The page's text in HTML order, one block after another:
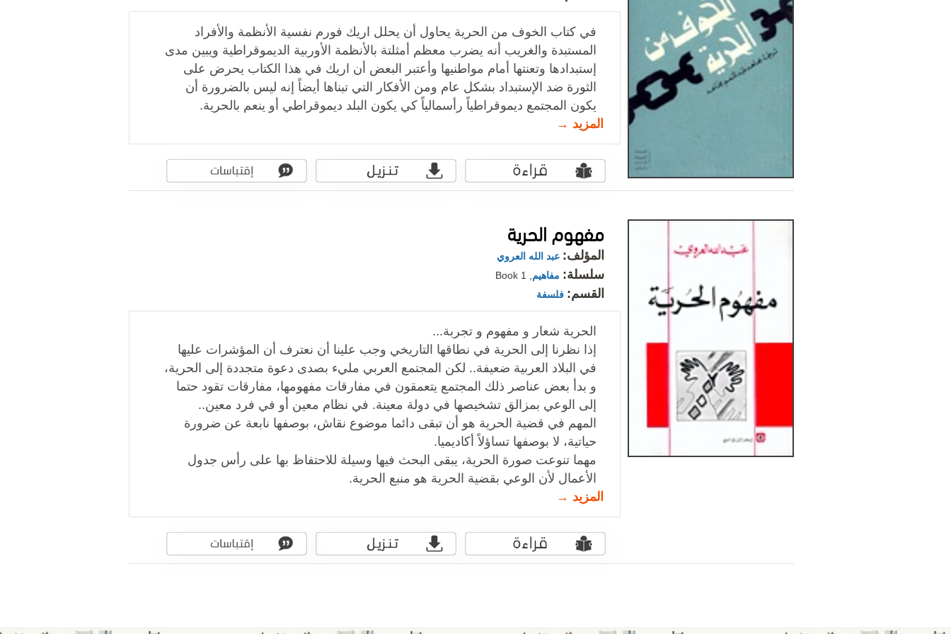
في كتاب الخوف من الحرية يحاول أن يحلل اريك فورم نفسية الأنظمة والأفراد
المستبدة والغريب أنه يضرب معظم أمثلتة بالأنظمة الأوربية الديموقراطية ويبين مدى
إستبدادها وتعنتها أمام مواطنيها وأعتبر البعض أن اريك في هذا الكتاب يحرض على
الثورة ضد الإستبداد بشكل عام ومن الأفكار التي تبناها أيضاً إنه ليس بالضرورة أن
يكون المجتمع ديموقراطياً رأسمالياً كي يكون البلد ديموقراطي أو ينعم بالحرية.
المزيد →
مفهوم الحرية
المؤلف: عبد الله العروي
سلسلة: مفاهيم
القسم: فلسفة
الحرية شعار و مفهوم و تجربة...
إذا نظرنا إلى الحرية في نطاقها التاريخي وجب علينا أن نعترف أن المؤشرات عليها
في البلاد العربية ضعيفة.. لكن المجتمع العربي مليء بصدى دعوة متجددة إلى الحرية،
و بدأ بعض عناصر ذلك المجتمع يتعمقون في مفارقات مفهومها، مفارقات تقود حتما
إلى الوعي بمزالق تشخيصها في دولة معينة. في نظام معين أو في فرد معين..
المهم في قضية الحرية هو أن تبقى دائما موضوع نقاش، بوصفها نابعة عن ضرورة
حياتية، لا بوصفها تساؤلاً أكاديميا.
مهما تنوعت صورة الحرية، يبقى البحث فيها وسيلة للاحتفاظ بها على رأس جدول
الأعمال لأن الوعي بقضية الحرية هو منبع الحرية.
المزيد →